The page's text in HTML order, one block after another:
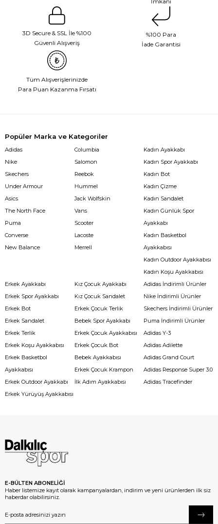
3D Secure & SSL İle %100
Güvenli Alışveriş
%100 Para
İade Garantisi
Tüm Alışverişlerinizde
Para Puan Kazanma Fırsatı
Popüler Marka ve Kategoriler
Adidas
Nike
Skechers
Under Armour
Asics
The North Face
Puma
Converse
New Balance
Columbia
Salomon
Reebok
Hummel
Jack Wolfskin
Vans
Scooter
Lacoste
Merrell
Kadın Ayakkabı
Kadın Spor Ayakkabı
Kadın Bot
Kadın Çizme
Kadın Sandalet
Kadın Günlük Spor
Ayakkabı
Kadın Basketbol
Ayakkabısı
Kadın Outdoor Ayakkabısı
Kadın Koşu Ayakkabısı
Erkek Ayakkabı
Erkek Spor Ayakkabı
Erkek Bot
Erkek Sandalet
Erkek Terlik
Erkek Koşu Ayakkabısı
Erkek Basketbol
Ayakkabısı
Erkek Outdoor Ayakkabı
Erkek Yürüyüş Ayakkabısı
Kız Çocuk Ayakkabı
Kız Çocuk Sandalet
Erkek Çocuk Terlik
Bebek Spor Ayakkabı
Erkek Çocuk Ayakkabısı
Erkek Çocuk Bot
Bebek Ayakkabısı
Erkek Çocuk Krampon
İlk Adım Ayakkabısı
Adidas İndirimli Ürünler
Nike İndirimli Ürünler
Skechers İndirimli Ürünler
Puma İndirimli Ürünler
Adidas Y-3
Adidas Adilette
Adidas Grand Court
Adidas Response Super 3.0
Adidas Tracefinder
E-BÜLTEN ABONELİĞİ
Haber listemize kayıt olarak kampanyalardan, indirim ve yeni ürünlerden ilk siz
haberdar olabilirsiniz.